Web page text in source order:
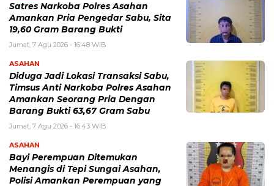
Satres Narkoba Polres Asahan
Amankan Pria Pengedar Sabu, Sita
19,60 Gram Barang Bukti
Jumat, 7 Agu 2026 - 16:48 WIB
ASAHAN
Diduga Jadi Lokasi Transaksi Sabu,
Timsus Anti Narkoba Polres Asahan
Amankan Seorang Pria Dengan
Barang Bukti 63,67 Gram Sabu
Jumat, 7 Agu 2026 - 16:43 WIB
ASAHAN
Bayi Perempuan Ditemukan
Menangis di Tepi Sungai Asahan,
Polisi Amankan Perempuan yang